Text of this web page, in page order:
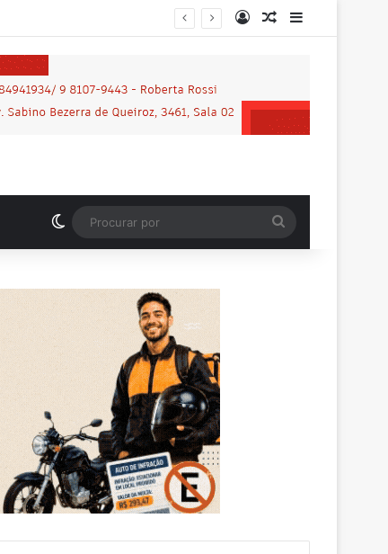
EntrarArtigo aleatório
Switch skin
por